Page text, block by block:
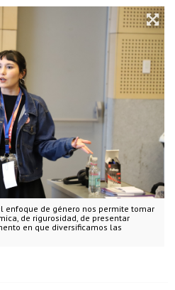
enfoque de género nos permite tomar
de rigurosidad, de presentar
en que diversificamos las